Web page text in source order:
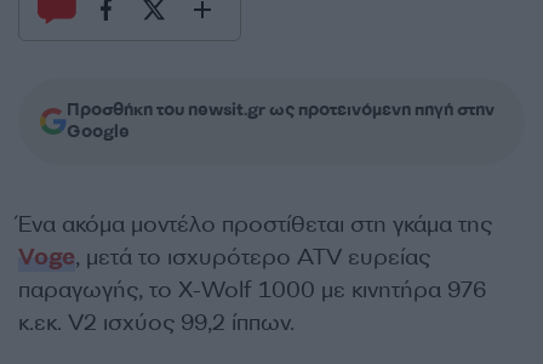
Προσθήκη του newsit.gr ως προτεινόμενη πηγή στην
Google
Ένα ακόμα μοντέλο προστίθεται στη γκάμα της
Voge, μετά το ισχυρότερο ATV ευρείας
παραγωγής, το X-Wolf 1000 με κινητήρα 976
κ.εκ. V2 ισχύος 99,2 ίππων.